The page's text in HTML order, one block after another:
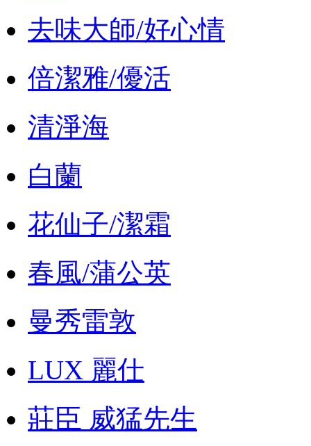
去味大師/好心情
倍潔雅/優活
清淨海
白蘭
花仙子/潔霜
春風/蒲公英
曼秀雷敦
LUX 麗仕
莊臣 威猛先生